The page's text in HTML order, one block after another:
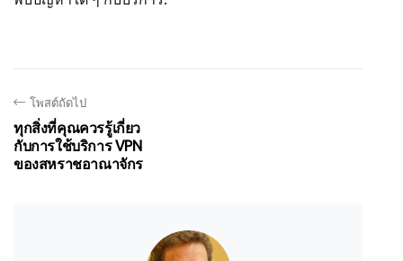
โพสต์ถัดไป
ทุกสิ่งที่คุณควรรู้เกี่ยว
กับการใช้บริการ VPN
ของสหราชอาณาจักร